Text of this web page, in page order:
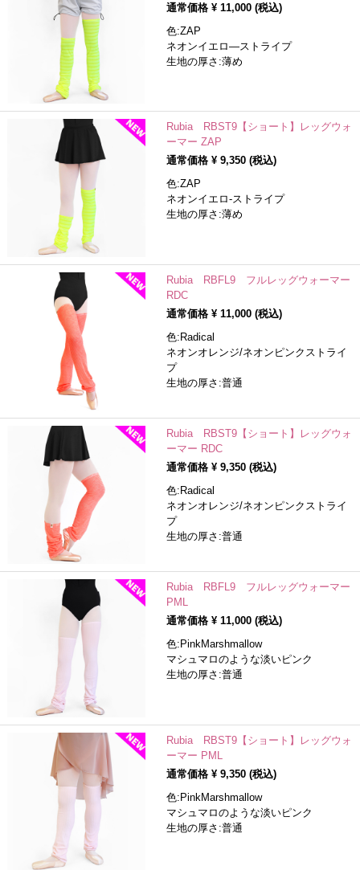
通常価格 ¥ 11,000(税込)
色:ZAP
ネオンイエロ―ストライプ
生地の厚さ:薄め
Rubia RBST9【ショート】レッグウォ
ーマー ZAP
通常価格 ¥ 9,350(税込)
色:ZAP
ネオンイエロ-ストライプ
生地の厚さ:薄め
Rubia RBFL9 フルレッグウォーマー
RDC
通常価格 ¥ 11,000(税込)
色:Radical
ネオンオレンジ/ネオンピンクストライ
プ
生地の厚さ:普通
Rubia RBST9【ショート】レッグウォ
ーマー RDC
通常価格 ¥ 9,350(税込)
色:Radical
ネオンオレンジ/ネオンピンクストライ
プ
生地の厚さ:普通
Rubia RBFL9 フルレッグウォーマー
PML
通常価格 ¥ 11,000(税込)
色:PinkMarshmallow
マシュマロのような淡いピンク
生地の厚さ:普通
Rubia RBST9【ショート】レッグウォ
ーマー PML
通常価格 ¥ 9,350(税込)
色:PinkMarshmallow
マシュマロのような淡いピンク
生地の厚さ:普通